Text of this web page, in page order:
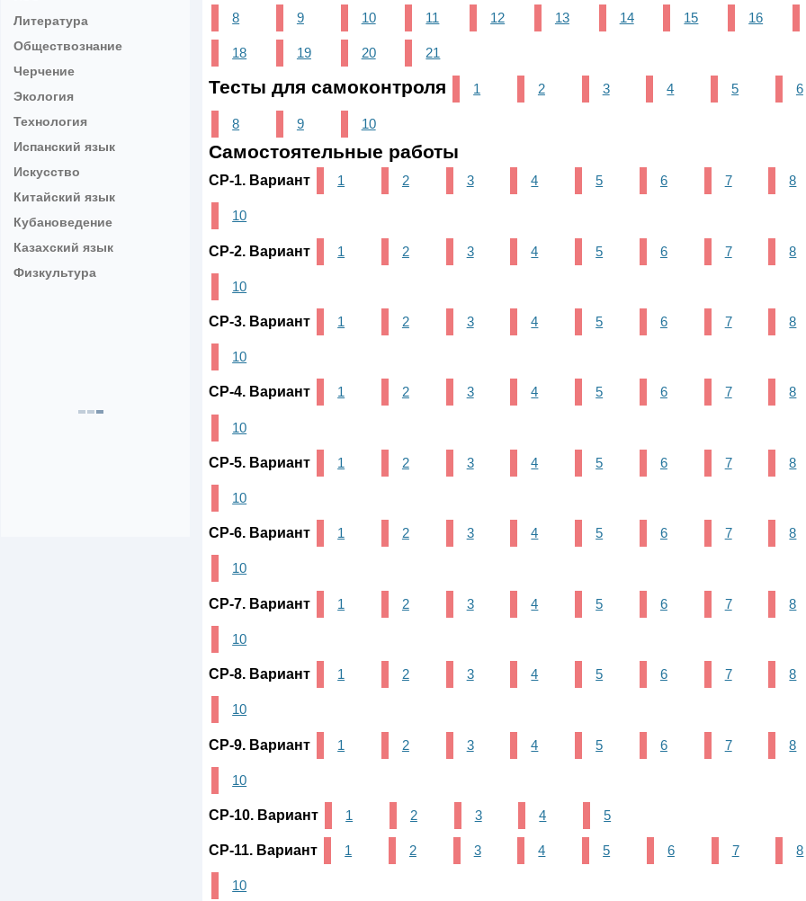
Литература
Обществознание
Черчение
Экология
Технология
Испанский язык
Искусство
Китайский язык
Кубановедение
Казахский язык
Физкультура
8 9 10 11 12 13 14 15 16
18 19 20 21
Тесты для самоконтроля 1 2 3 4 5 6
8 9 10
Самостоятельные работы
СР-1. Вариант 1 2 3 4 5 6 7 8
10
СР-2. Вариант 1 2 3 4 5 6 7 8
10
СР-3. Вариант 1 2 3 4 5 6 7 8
10
СР-4. Вариант 1 2 3 4 5 6 7 8
10
СР-5. Вариант 1 2 3 4 5 6 7 8
10
СР-6. Вариант 1 2 3 4 5 6 7 8
10
СР-7. Вариант 1 2 3 4 5 6 7 8
10
СР-8. Вариант 1 2 3 4 5 6 7 8
10
СР-9. Вариант 1 2 3 4 5 6 7 8
10
СР-10. Вариант 1 2 3 4 5
СР-11. Вариант 1 2 3 4 5 6 7 8
10